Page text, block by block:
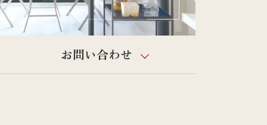
お問い合わせ